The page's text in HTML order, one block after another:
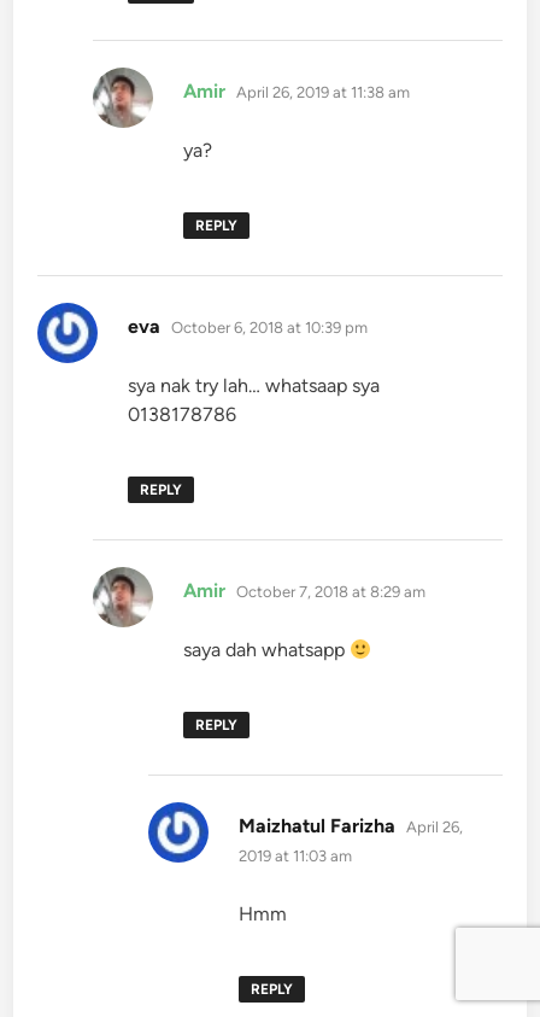
Amir says:
April 26, 2019 at 11:38 am
ya?
REPLY
eva says:
October 6, 2018 at 10:39 pm
sya nak try lah… whatsaap sya
0138178786
REPLY
Amir says:
October 7, 2018 at 8:29 am
saya dah whatsapp
REPLY
Maizhatul Farizha says:
April 26,
2019 at 11:03 am
Hmm
REPLY